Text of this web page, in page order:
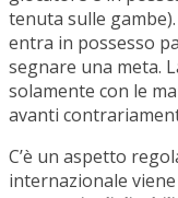
tenuta sulle
entra in possesso
segnare una meta.
solamente con le
avanti
C’è un aspetto
internazionale